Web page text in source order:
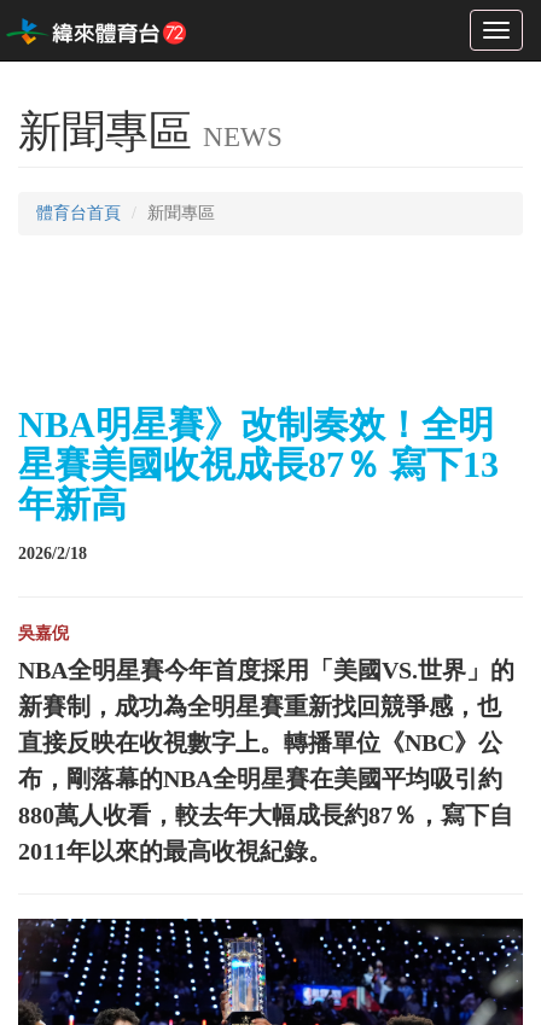
Toggle
新聞專區 NEWS
體育台首頁 新聞專區
NBA明星賽》改制奏效！全明
星賽美國收視成長87％ 寫下13
年新高
2026/2/18
吳嘉倪
NBA全明星賽今年首度採用「美國VS.世界」的
新賽制，成功為全明星賽重新找回競爭感，也
直接反映在收視數字上。轉播單位《NBC》公
布，剛落幕的NBA全明星賽在美國平均吸引約
880萬人收看，較去年大幅成長約87％，寫下自
2011年以來的最高收視紀錄。